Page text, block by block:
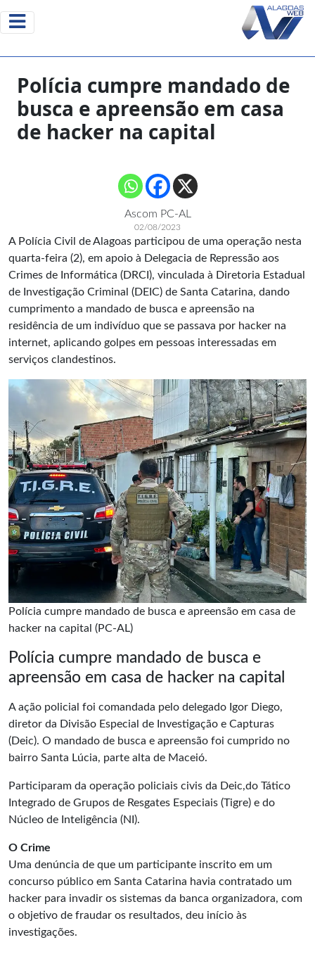
Polícia cumpre mandado de
busca e apreensão em casa
de hacker na capital
Ascom PC-AL
02/08/2023
A Polícia Civil de Alagoas participou de uma operação nesta
quarta-feira (2), em apoio à Delegacia de Repressão aos
Crimes de Informática (DRCI), vinculada à Diretoria Estadual
de Investigação Criminal (DEIC) de Santa Catarina, dando
cumprimento a mandado de busca e apreensão na
residência de um indivíduo que se passava por hacker na
internet, aplicando golpes em pessoas interessadas em
serviços clandestinos.
Polícia cumpre mandado de busca e apreensão em casa de
hacker na capital (PC-AL)
Polícia cumpre mandado de busca e
apreensão em casa de hacker na capital
A ação policial foi comandada pelo delegado Igor Diego,
diretor da Divisão Especial de Investigação e Capturas
(Deic). O mandado de busca e apreensão foi cumprido no
bairro Santa Lúcia, parte alta de Maceió.
Participaram da operação policiais civis da Deic,do Tático
Integrado de Grupos de Resgates Especiais (Tigre) e do
Núcleo de Inteligência (NI).
O Crime
Uma denúncia de que um participante inscrito em um
concurso público em Santa Catarina havia contratado um
hacker para invadir os sistemas da banca organizadora, com
o objetivo de fraudar os resultados, deu início às
investigações.